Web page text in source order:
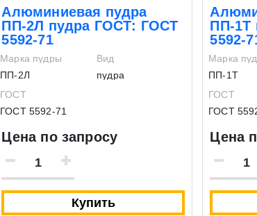
Алюминиевая пудра
ПП-2Л пудра ГОСТ: ГОСТ
5592-71
Марка пудры
ПП-2Л
Вид
пудра
ГОСТ
ГОСТ 5592-71
Цена по запросу
Купить
ПП-1Т
5592-
Марка
ПП-1Т
ГОСТ
ГОСТ
Цена